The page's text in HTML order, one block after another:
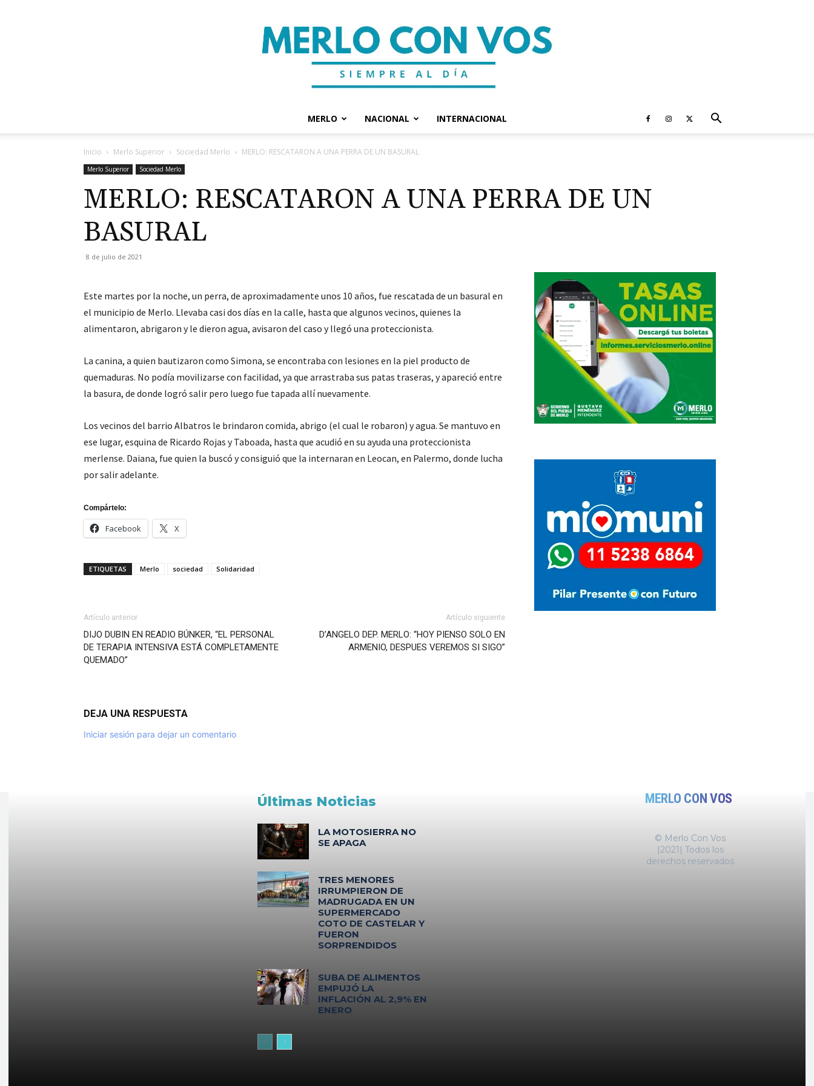
Vos
MERLO NACIONAL INTERNACIONAL
Inicio Merlo Superior Sociedad Merlo MERLO: RESCATARON A UNA PERRA DE UN BASURAL
Merlo Superior Sociedad Merlo
MERLO: RESCATARON A UNA PERRA DE UN
BASURAL
8 de julio de 2021
Este martes por la noche, un perra, de aproximadamente unos 10 años, fue rescatada de un basural en
el municipio de Merlo. Llevaba casi dos días en la calle, hasta que algunos vecinos, quienes la
alimentaron, abrigaron y le dieron agua, avisaron del caso y llegó una proteccionista.
La canina, a quien bautizaron como Simona, se encontraba con lesiones en la piel producto de
quemaduras. No podía movilizarse con facilidad, ya que arrastraba sus patas traseras, y apareció entre
la basura, de donde logró salir pero luego fue tapada allí nuevamente.
Los vecinos del barrio Albatros le brindaron comida, abrigo (el cual le robaron) y agua. Se mantuvo en
ese lugar, esquina de Ricardo Rojas y Taboada, hasta que acudió en su ayuda una proteccionista
merlense. Daiana, fue quien la buscó y consiguió que la internaran en Leocan, en Palermo, donde lucha
por salir adelante.
Compártelo:
Facebook X
ETIQUETAS Merlo sociedad Solidaridad
Artículo anterior
DIJO DUBIN EN READIO BÚNKER, “EL PERSONAL
DE TERAPIA INTENSIVA ESTÁ COMPLETAMENTE
QUEMADO”
Artículo siguiente
D’ANGELO DEP. MERLO: “HOY PIENSO SOLO EN
ARMENIO, DESPUES VEREMOS SI SIGO”
DEJA UNA RESPUESTA
Iniciar sesión para dejar un comentario
Últimas Noticias
LA MOTOSIERRA NO
SE APAGA
TRES MENORES
IRRUMPIERON DE
MADRUGADA EN UN
SUPERMERCADO
COTO DE CASTELAR Y
FUERON
SORPRENDIDOS
SUBA DE ALIMENTOS
EMPUJÓ LA
INFLACIÓN AL 2,9% EN
ENERO
MERLO CON VOS
© Merlo Con Vos
|2021| Todos los
derechos reservados